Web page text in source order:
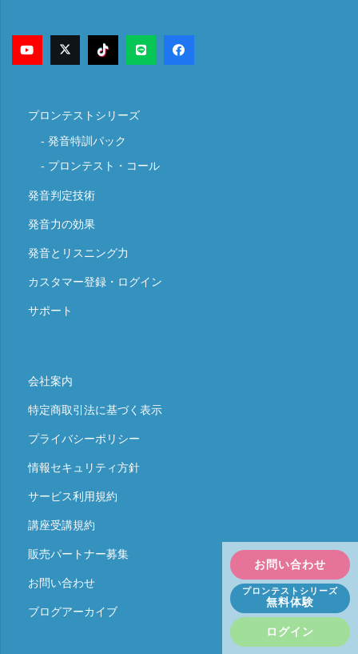
プロンテストシリーズ
発音特訓パック
プロンテスト・コール
発音判定技術
発音力の効果
発音とリスニング力
カスタマー登録・ログイン
サポート
会社案内
特定商取引法に基づく表示
プライバシーポリシー
情報セキュリティ方針
サービス利用規約
講座受講規約
販売パートナー募集
お問い合わせ
ブログアーカイブ
お問い合わせ
プロンテストシリーズ
無料体験
ログイン